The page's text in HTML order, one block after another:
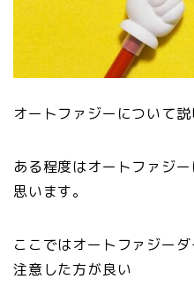
オートファジーについて説
ある程度はオートファジ
思います。
ここではオートファジー
注意した方が良い